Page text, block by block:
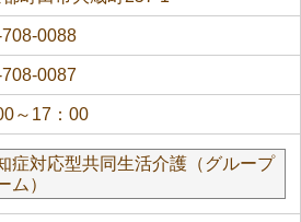
0088
0087
～17：00
症対応型共同生活介護（グループ
ム）